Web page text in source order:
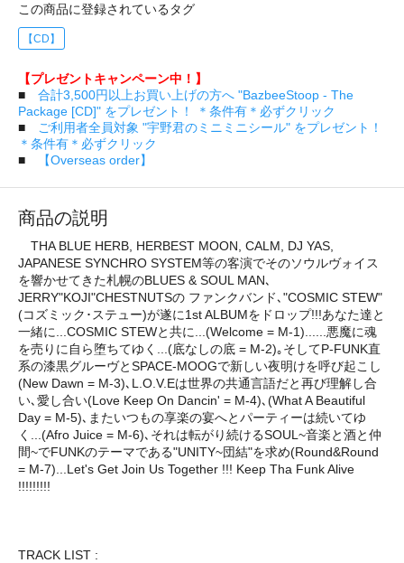
この商品に登録されているタグ
【CD】
【プレゼントキャンペーン中！】
■ 合計3,500円以上お買い上げの方へ "BazbeeStoop - The
Package [CD]" をプレゼント！ ＊条件有＊必ずクリック
■
ご利用者全員対象 "宇野君のミニミニシール" をプレゼント！
＊条件有＊必ずクリック
■
【Overseas order】
商品の説明
THA BLUE HERB, HERBEST MOON, CALM, DJ YAS,
JAPANESE SYNCHRO SYSTEM等の客演でそのソウルヴォイス
を響かせてきた札幌のBLUES & SOUL MAN､
JERRY"KOJI"CHESTNUTSの ファンクバンド､"COSMIC STEW"
(コズミック･ステュー)が遂に1st ALBUMをドロップ!!!あなた達と
一緒に...COSMIC STEWと共に...(Welcome = M-1)......悪魔に魂
を売りに自ら堕ちてゆく...(底なしの底 = M-2)｡そしてP-FUNK直
系の漆黒グルーヴとSPACE-MOOGで新しい夜明けを呼び起こし
(New Dawn = M-3)､L.O.V.Eは世界の共通言語だと再び理解し合
い､愛し合い(Love Keep On Dancin' = M-4)､(What A Beautiful
Day = M-5)､またいつもの享楽の宴へとパーティーは続いてゆ
く...(Afro Juice = M-6)､それは転がり続けるSOUL~音楽と酒と仲
間~でFUNKのテーマである"UNITY~団結"を求め(Round&Round
= M-7)...Let's Get Join Us Together !!! Keep Tha Funk Alive
!!!!!!!!!
TRACK LIST :